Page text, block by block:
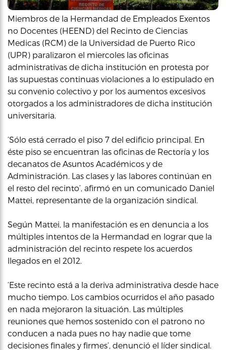
Miembros de la Hermandad de Empleados Exentos
no Docentes (HEEND) del Recinto de Ciencias
Medicas (RCM) de la Universidad de Puerto Rico
(UPR) paralizaron el miercoles las oficinas
administrativas de dicha institución en protesta por
las supuestas continuas violaciones a lo estipulado en
su convenio colectivo y por los aumentos excesivos
otorgados a los administradores de dicha institución
universitaria.
‘Sólo está cerrado el piso 7 del edificio principal. En
éste piso se encuentran las oficinas de Rectoría y los
decanatos de Asuntos Académicos y de
Administración. Las clases y las labores continúan en
el resto del recinto’, afirmó en un comunicado Daniel
Mattei, representante de la organización sindical.
Según Mattei, la manifestación es en denuncia a los
múltiples intentos de la Hermandad en lograr que la
administración del recinto respete los acuerdos
llegados en el 2012.
‘Este recinto está a la deriva administrativa desde hace
mucho tiempo. Los cambios ocurridos el año pasado
en nada mejoraron la situación. Las múltiples
reuniones que hemos sostenido con el patrono no
conducen a nada pues no hay nadie que tome
decisiones finales y firmes’, denunció el líder sindical.